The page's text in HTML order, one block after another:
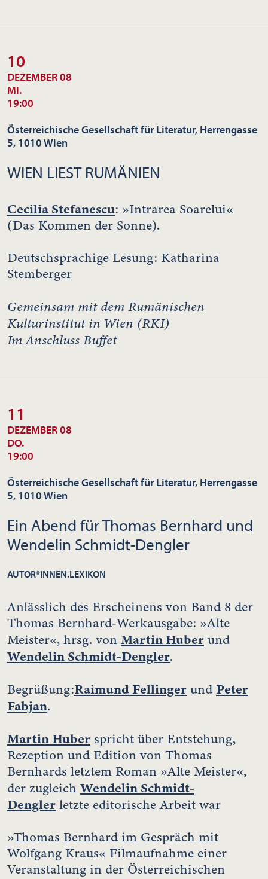
10
DEZEMBER 08
MI.
19:00
Österreichische Gesellschaft für Literatur, Herrengasse
5, 1010 Wien
WIEN LIEST RUMÄNIEN
Cecilia Stefanescu: »Intrarea Soarelui«
(Das Kommen der Sonne).
Deutschsprachige Lesung: Katharina
Stemberger
Gemeinsam mit dem Rumänischen
Kulturinstitut in Wien (RKI)
Im Anschluss Buffet
11
DEZEMBER 08
DO.
19:00
Österreichische Gesellschaft für Literatur, Herrengasse
5, 1010 Wien
Ein Abend für Thomas Bernhard und
Wendelin Schmidt-Dengler
AUTOR*INNEN.LEXIKON
Anlässlich des Erscheinens von Band 8 der
Thomas Bernhard-Werkausgabe: »Alte
Meister«, hrsg. von Martin Huber und
Wendelin Schmidt-Dengler.
Begrüßung:Raimund Fellinger und Peter
Fabjan.
Martin Huber spricht über Entstehung,
Rezeption und Edition von Thomas
Bernhards letztem Roman »Alte Meister«,
der zugleich Wendelin Schmidt-
Dengler letzte editorische Arbeit war
»Thomas Bernhard im Gespräch mit
Wolfgang Kraus« Filmaufnahme einer
Veranstaltung in der Österreichischen